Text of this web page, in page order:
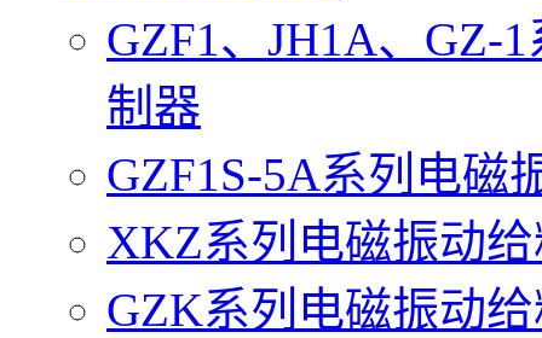
GZF1、JH1A、GZ-
制器
GZF1S-5A系列电磁
XKZ系列电磁振动
GZK系列电磁振动